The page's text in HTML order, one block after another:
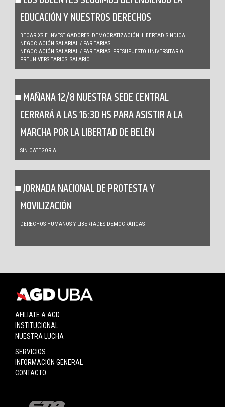
EDUCACIÓN Y NUESTROS DERECHOS
BECARIXS E INVESTIGADORES DEMOCRATIZACIÓN LIBERTAD SINDICAL
NEGOCIACIÓN SALARIAL / PARITARIAS
NEGOCIACIÓN SALARIAL / PARITARIAS PRESUPUESTO UNIVERSITARIO
PREUNIVERSITARIOS SALARIO
MAÑANA 12/8 NUESTRA SEDE CENTRAL
CERRARÁ A LAS 16:30 HS PARA ASISTIR A LA
MARCHA POR LA LIBERTAD DE BELÉN
SIN CATEGORIA
JORNADA NACIONAL DE PROTESTA Y
MOVILIZACIÓN
DERECHOS HUMANOS Y LIBERTADES DEMOCRÁTICAS
AFILIATE A AGD
INSTITUCIONAL
NUESTRA LUCHA
SERVICIOS
INFORMACIÓN GENERAL
CONTACTO